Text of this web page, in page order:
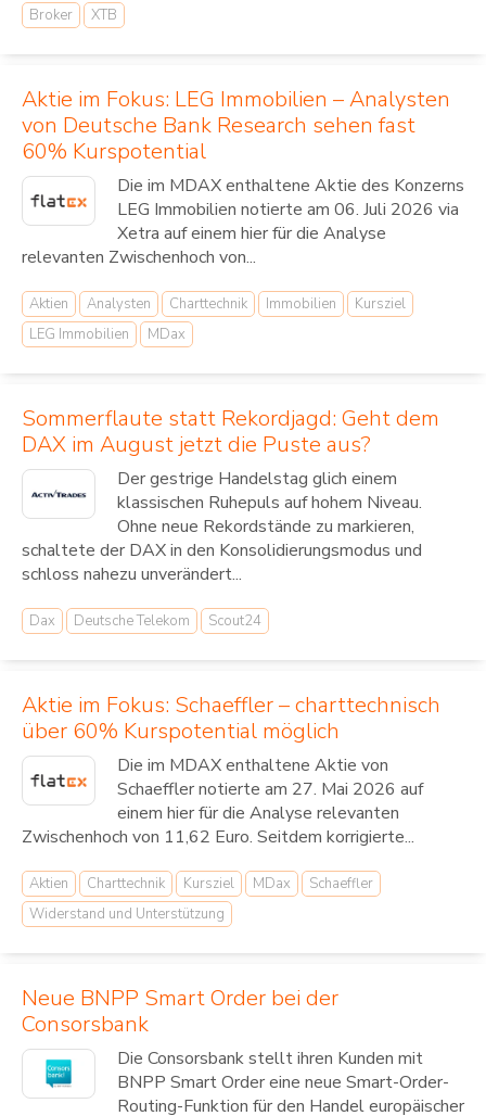
Broker XTB
Aktie im Fokus: LEG Immobilien – Analysten
von Deutsche Bank Research sehen fast
60% Kurspotential
Die im MDAX enthaltene Aktie des Konzerns
LEG Immobilien notierte am 06. Juli 2026 via
Xetra auf einem hier für die Analyse
relevanten Zwischenhoch von...
Aktien Analysten Charttechnik Immobilien
Kursziel
LEG Immobilien
MDax
Sommerflaute statt Rekordjagd: Geht dem
DAX im August jetzt die Puste aus?
Der gestrige Handelstag glich einem
klassischen Ruhepuls auf hohem Niveau.
Ohne neue Rekordstände zu markieren,
schaltete der DAX in den Konsolidierungsmodus und
schloss nahezu unverändert...
Dax Deutsche Telekom Scout24
Aktie im Fokus: Schaeffler – charttechnisch
über 60% Kurspotential möglich
Die im MDAX enthaltene Aktie von
Schaeffler notierte am 27. Mai 2026 auf
einem hier für die Analyse relevanten
Zwischenhoch von 11,62 Euro. Seitdem korrigierte...
Aktien Charttechnik Kursziel MDax
Schaeffler
Widerstand und Unterstützung
Neue BNPP Smart Order bei der
Consorsbank
Die Consorsbank stellt ihren Kunden mit
BNPP Smart Order eine neue Smart-Order-
Routing-Funktion für den Handel europäischer